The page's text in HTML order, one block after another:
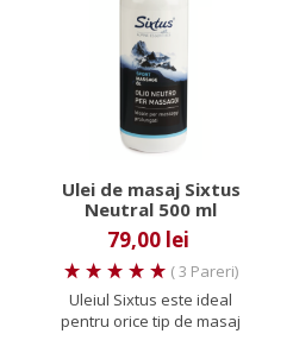
Ulei de masaj Sixtus
Neutral 500 ml
79,00 lei
( 3 Pareri)
Uleiul Sixtus este ideal
pentru orice tip de masaj